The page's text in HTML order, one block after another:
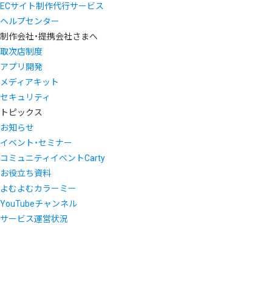
ECサイト制作代行サービス
ヘルプセンター
制作会社・提携会社さまへ
取次店制度
アプリ開発
メディアキット
セキュリティ
トピックス
お知らせ
イベント・セミナー
コミュニティイベントCarty
お役立ち資料
よむよむカラーミー
YouTubeチャンネル
サービス運営状況